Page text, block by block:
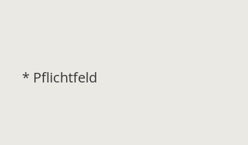
* Pflichtfeld